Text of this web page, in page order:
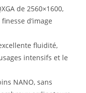
de 2560×1600,
d’image
fluidité,
intensifs et le
NANO, sans